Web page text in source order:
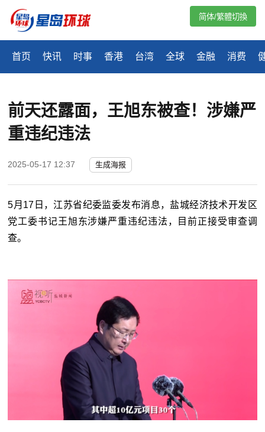
首页 快讯 时事 香港 台湾 全球 金融 消费
简体/繁體切換
前天还露面，王旭东被查！涉嫌严
重违纪违法
2025-05-17 12:37 生成海报
5月17日，江苏省纪委监委发布消息，盐城经济技术开发区
党工委书记王旭东涉嫌严重违纪违法，目前正接受审查调
查。